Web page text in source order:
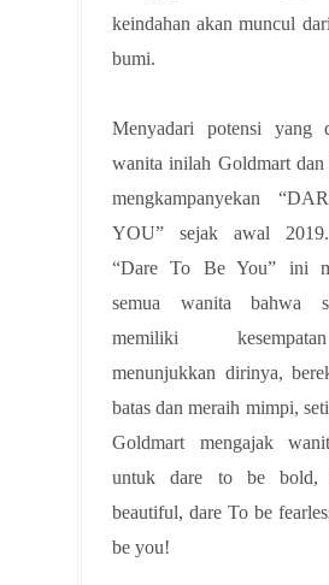
keindahan akan muncul
bumi.
Menyadari potensi yang
wanita inilah Goldmart
mengkampanyekan
YOU” sejak awal
“Dare To Be You” ini
semua wanita bahwa
memiliki
menunjukkan dirinya,
batas dan meraih mimpi,
Goldmart mengajak
untuk dare to be bold,
beautiful, dare To be
be you!